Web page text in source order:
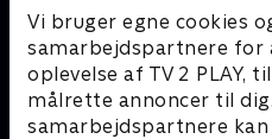
Vi bruger egne cookies
samarbejdspartnere for
oplevelse af TV 2 PLAY,
målrette annoncer til
samarbejdspartnere